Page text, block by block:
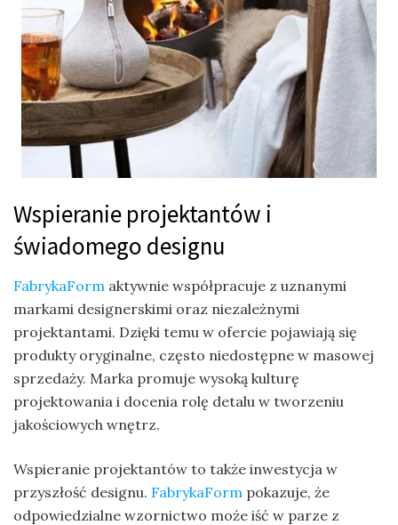
Wspieranie projektantów i
świadomego designu
FabrykaForm aktywnie współpracuje z uznanymi
markami designerskimi oraz niezależnymi
projektantami. Dzięki temu w ofercie pojawiają się
produkty oryginalne, często niedostępne w masowej
sprzedaży. Marka promuje wysoką kulturę
projektowania i docenia rolę detalu w tworzeniu
jakościowych wnętrz.
Wspieranie projektantów to także inwestycja w
przyszłość designu. FabrykaForm pokazuje, że
odpowiedzialne wzornictwo może iść w parze z